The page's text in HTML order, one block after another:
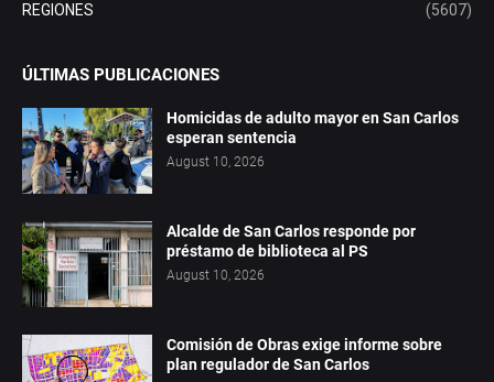
REGIONES (5607)
ÚLTIMAS PUBLICACIONES
Homicidas de adulto mayor en San Carlos
esperan sentencia
August 10, 2026
Alcalde de San Carlos responde por
préstamo de biblioteca al PS
August 10, 2026
Comisión de Obras exige informe sobre
plan regulador de San Carlos